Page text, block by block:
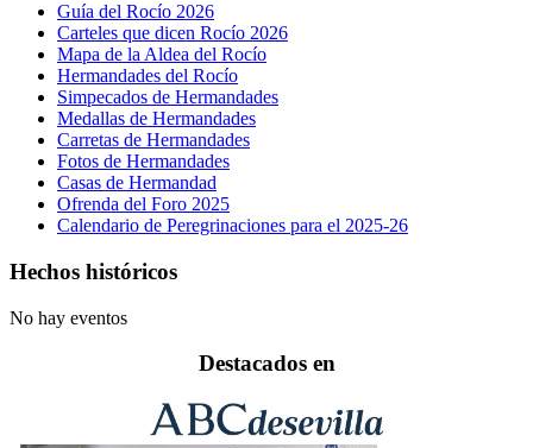
Guía del Rocío 2026
Carteles que dicen Rocío 2026
Mapa de la Aldea del Rocío
Hermandades del Rocío
Simpecados de Hermandades
Medallas de Hermandades
Carretas de Hermandades
Fotos de Hermandades
Casas de Hermandad
Ofrenda del Foro 2025
Calendario de Peregrinaciones para el 2025-26
Hechos históricos
No hay eventos
Destacados en